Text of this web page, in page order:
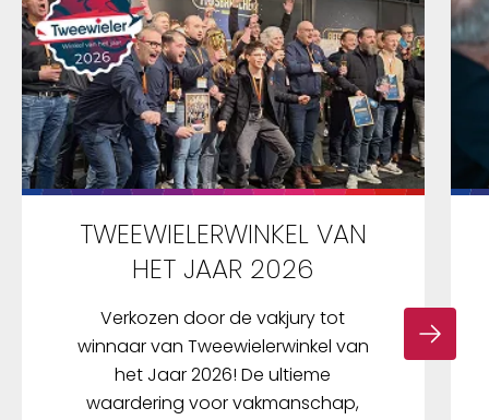
TWEEWIELERWINKEL VAN
HET JAAR 2026
Verkozen door de vakjury tot
winnaar van Tweewielerwinkel van
het Jaar 2026! De ultieme
waardering voor vakmanschap,